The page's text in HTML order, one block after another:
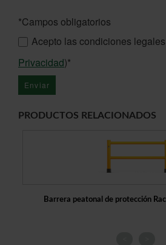
*Campos obligatorios
Acepto las condiciones legales
Privacidad)*
PRODUCTOS RELACIONADOS
Barrera peatonal de protección